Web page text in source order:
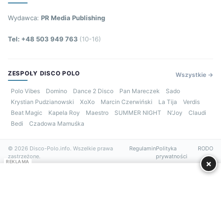
Wydawca: PR Media Publishing
Tel: +48 503 949 763 (10-16)
ZESPOŁY DISCO POLO Wszystkie →
Polo Vibes Domino Dance 2 Disco Pan Mareczek
Sado
Krystian Pudzianowski
XoXo Marcin Czerwiński La Tija
Verdis
Beat Magic
Kapela Roy Maestro SUMMER NIGHT N’Joy
Claudi
Bedi
Czadowa Mamuśka
© 2026 Disco-Polo.info. Wszelkie prawa
zastrzeżone.
RegulaminPolityka
prywatności
RODO
REKLAMA ×